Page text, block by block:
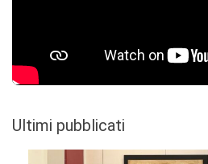
Ultimi pubblicati